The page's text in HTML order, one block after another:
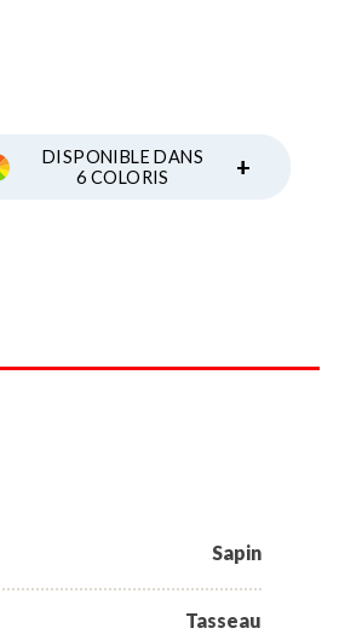
DISPONIBLE DANS
6 COLORIS
+
Sapin
Tasseau